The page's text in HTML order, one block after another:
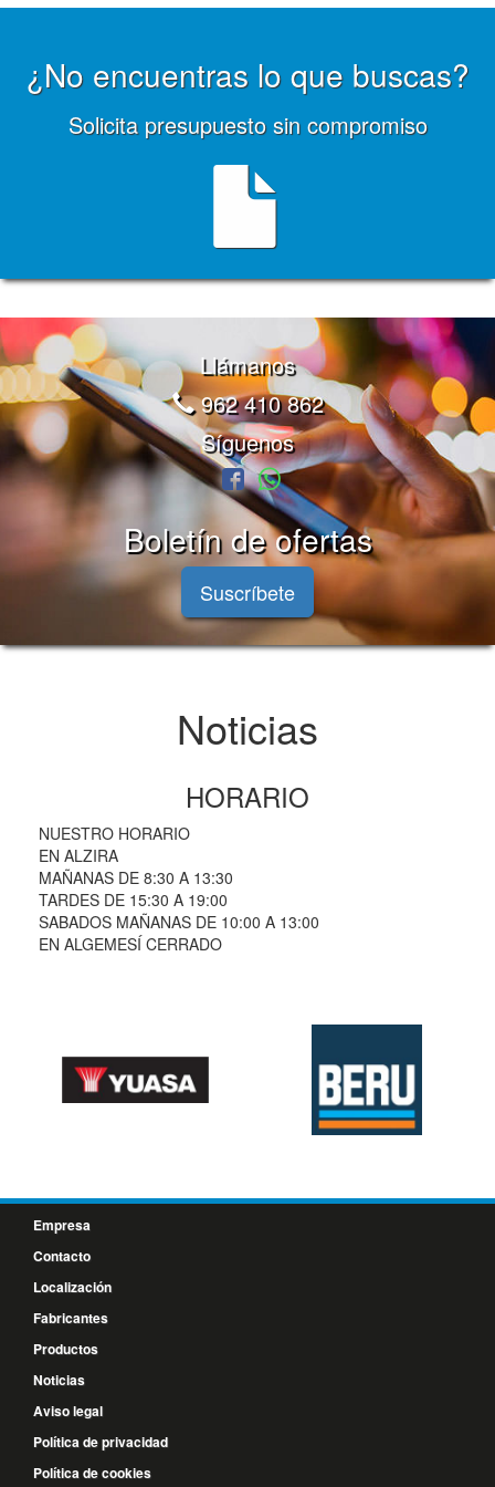
¿No encuentras lo que buscas?
Solicita presupuesto sin compromiso
Llámanos
962 410 862
Síguenos
Boletín de ofertas
Suscríbete
Noticias
HORARIO
NUESTRO HORARIO
EN ALZIRA
MAÑANAS DE 8:30 A 13:30
TARDES DE 15:30 A 19:00
SABADOS MAÑANAS DE 10:00 A 13:00
EN ALGEMESÍ CERRADO
Empresa
Contacto
Localización
Fabricantes
Productos
Noticias
Aviso legal
Política de privacidad
Política de cookies